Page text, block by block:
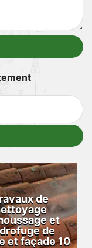
de
et
de
et façade 10